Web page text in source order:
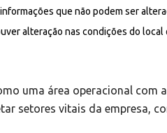
que não podem ser
alteração nas condições do
uma área operacional com
setores vitais da empresa,